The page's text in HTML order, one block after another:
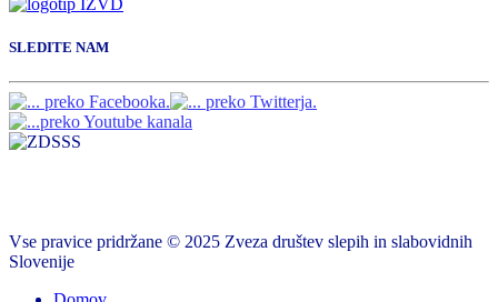
SLEDITE NAM
Vse pravice pridržane © 2025 Zveza društev slepih in slabovidnih
Slovenije